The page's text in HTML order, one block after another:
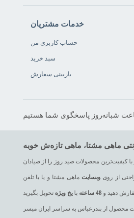
ماهی شهری
محصولات محلی
خدمات مشتریان
حساب کاربری من
سبد خرید
بازبینی سفارش
کیفیت‌ترین محصولات صید روز را از صیادان
از رویوبسایت ماهی مشتا و یا با تلفن
دهید و48 ساعته بایخ ویژه
محصول از بندرعباس به سراسر ایران میسر